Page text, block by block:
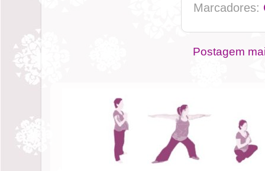
Marcadores:
Postagem